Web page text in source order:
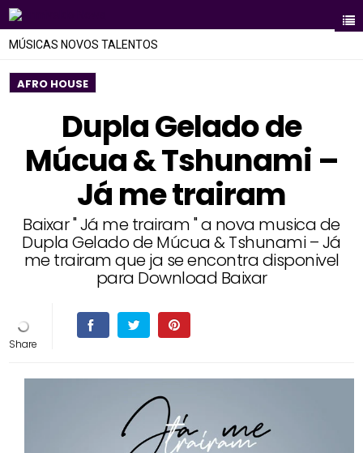
MÚSICAS NOVOS TALENTOS
AFRO HOUSE
Dupla Gelado de
Múcua & Tshunami –
Já me trairam
Baixar " Já me trairam " a nova musica de
Dupla Gelado de Múcua & Tshunami – Já
me trairam que ja se encontra disponivel
para Download Baixar